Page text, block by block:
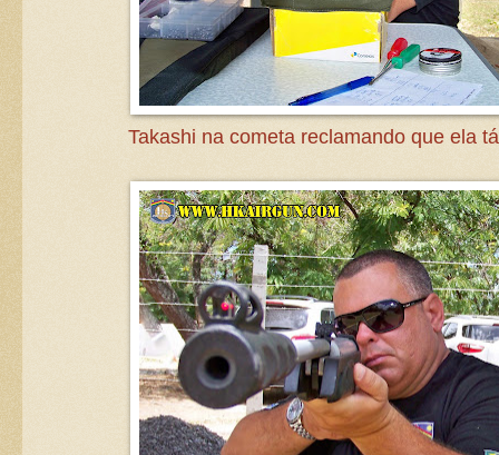
Takashi na cometa reclamando que ela